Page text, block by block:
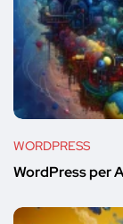
WORDPRESS
WordPress per